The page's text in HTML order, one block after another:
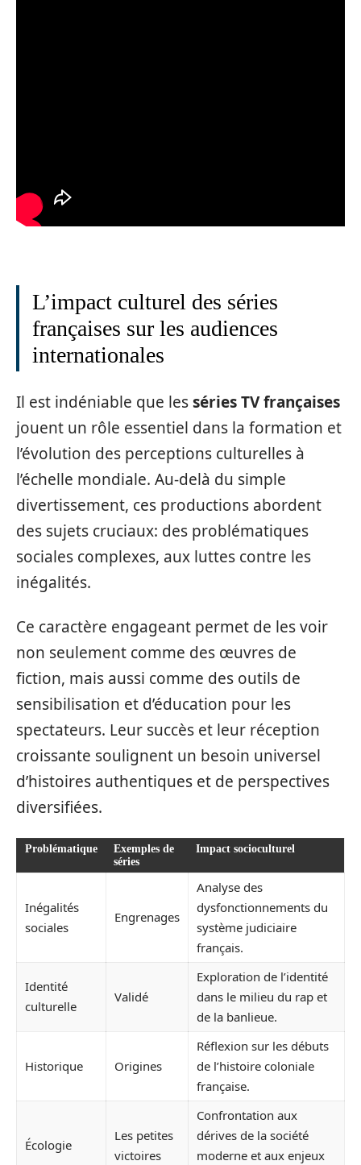
L’impact culturel des séries
françaises sur les audiences
internationales
Il est indéniable que lesséries TV françaises
jouent un rôle essentiel dans la formation et
l’évolution des perceptions culturelles à
l’échelle mondiale. Au-delà du simple
divertissement, ces productions abordent
des sujets cruciaux: des problématiques
sociales complexes, aux luttes contre les
inégalités.
Ce caractère engageant permet de les voir
non seulement comme des œuvres de
fiction, mais aussi comme des outils de
sensibilisation et d’éducation pour les
spectateurs. Leur succès et leur réception
croissante soulignent un besoin universel
d’histoires authentiques et de perspectives
diversifiées.
Problématique
Exemples de
séries
Impact socioculturel
Inégalités
sociales
Engrenages
Analyse des
dysfonctionnements du
système judiciaire
français.
Identité
culturelle
Validé
Exploration de l’identité
dans le milieu du rap et
de la banlieue.
Historique Origines
Réflexion sur les débuts
de l’histoire coloniale
française.
Écologie
Les petites
victoires
Confrontation aux
dérives de la société
moderne et aux enjeux